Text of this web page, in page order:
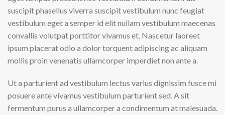
suscipit phasellus viverra suscipit vestibulum nunc feugiat
vestibulum eget a semper id elit nullam vestibulum maecenas
convallis volutpat porttitor vivamus et. Nascetur laoreet
ipsum placerat odio a dolor torquent adipiscing ac aliquam
mollis proin venenatis ullamcorper imperdiet non ante a.
Ut a parturient ad vestibulum lectus varius dignissim fusce mi
posuere ante vivamus vestibulum parturient sed. A sit
fermentum purus a ullamcorper a condimentum at malesuada.